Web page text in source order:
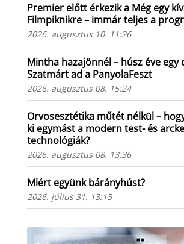
Premier előtt érkezik a Még egy
Filmpiknikre – immár teljes a
2026. augusztus 10. 11:26
Mintha hazajönnél – húsz éve egy
Szatmárt ad a PanyolaFeszt
2026. augusztus 08. 15:24
Orvosesztétika műtét nélkül –
ki egymást a modern test- és
technológiák?
2026. augusztus 08. 13:36
Miért együnk bárányhúst?
2026. július 31. 13:15